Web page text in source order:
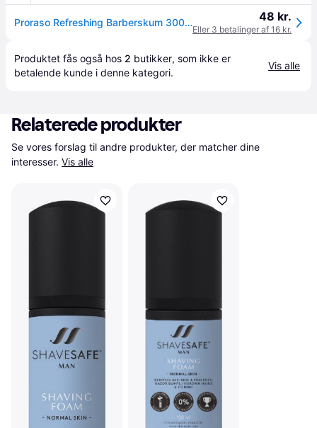
Proraso Refreshing Barberskum 300 ml - 300 ml 48 kr.
Eller 3 betalinger af 16 kr.
Produktet fås også hos 2 butikker, som ikke er
betalende kunde i denne kategori.
Vis alle
Relaterede produkter
Se vores forslag til andre produkter, der matcher dine
interesser. Vis alle